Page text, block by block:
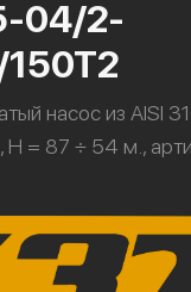
04/2-
насос из AISI
H = 87 ÷ 54 м.,